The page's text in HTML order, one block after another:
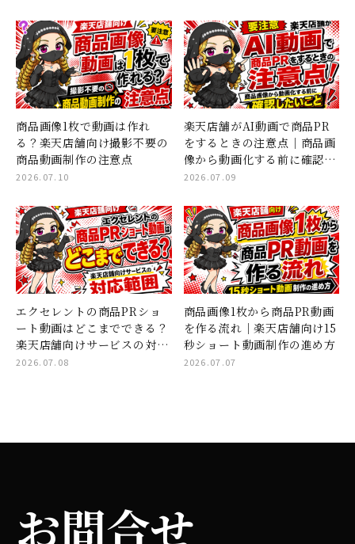
商品画像1枚で動画は作れ
る？楽天店舗向け撮影不要の
商品動画制作の注意点
2026.07.10
楽天店舗がAI動画で商品PR
をするときの注意点｜商品画
像から動画化する前に確認し
たいこと
2026.07.09
エクセレントの商品PRショ
ート動画はどこまでできる？
楽天店舗向けサービスの対応
範囲
2026.07.08
商品画像1枚から商品PR動画
を作る流れ｜楽天店舗向け15
秒ショート動画制作の進め方
2026.07.07
お問合せ